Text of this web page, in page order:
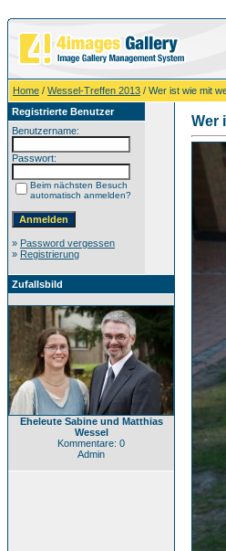
Home / Wessel-Treffen 2013 / Wer ist wie mit
Registrierte Benutzer
Benutzername:
Passwort:
Beim nächsten Besuch
automatisch anmelden?
» Password vergessen
» Registrierung
Zufallsbild
Eheleute Sabine und Matthias
Wessel
Kommentare: 0
Admin
Wer